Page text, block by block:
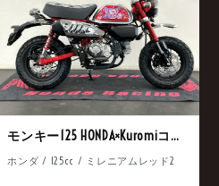
モンキー125 HONDA×Kuromiコラボ
ホンダ / 125cc / ミレニアムレッド2